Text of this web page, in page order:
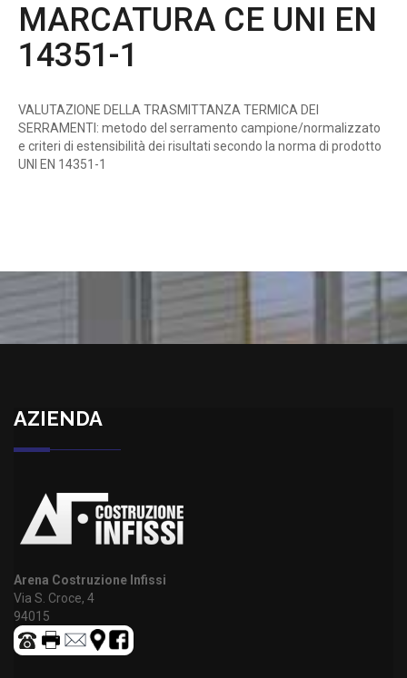
MARCATURA CE UNI EN
14351-1
VALUTAZIONE DELLA TRASMITTANZA TERMICA DEI
SERRAMENTI: metodo del serramento campione/normalizzato
e criteri di estensibilità dei risultati secondo la norma di prodotto
UNI EN 14351-1
AZIENDA
Arena Costruzione Infissi
Via S. Croce, 4
94015